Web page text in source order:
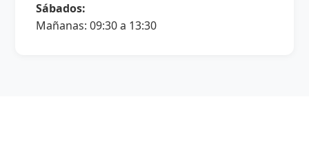
Sábados:
Mañanas: 09:30 a 13:30